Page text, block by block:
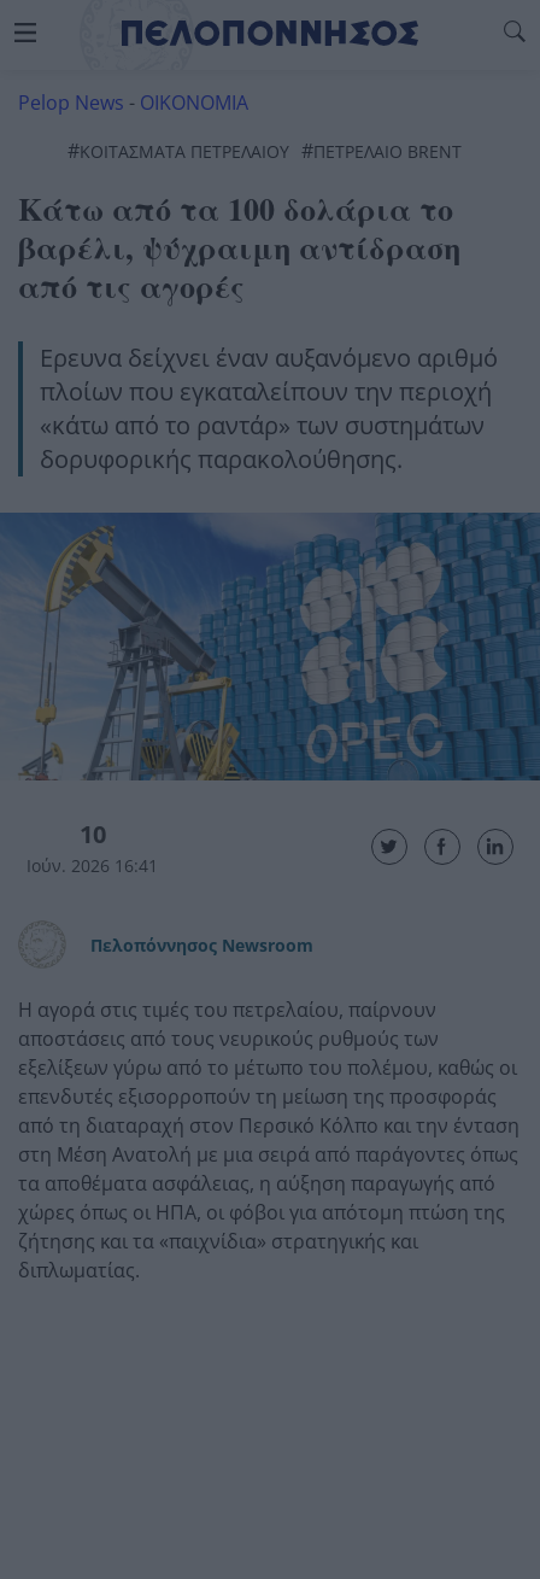
Pelop News - ΟΙΚΟΝΟΜΙΑ
#ΚΟΙΤΑΣΜΑΤΑ ΠΕΤΡΕΛΑΙΟΥ #ΠΕΤΡΕΛΑΙΟ BRENT
Κάτω από τα 100 δολάρια το
βαρέλι, ψύχραιμη αντίδραση
από τις αγορές
Ερευνα δείχνει έναν αυξανόμενο αριθμό
πλοίων που εγκαταλείπουν την περιοχή
«κάτω από το ραντάρ» των συστημάτων
δορυφορικής παρακολούθησης.
10
Ιούν. 2026 16:41
Πελοπόννησος Newsroom
Η αγορά στις τιμές του πετρελαίου, παίρνουν
αποστάσεις από τους νευρικούς ρυθμούς των
εξελίξεων γύρω από το μέτωπο του πολέμου, καθώς οι
επενδυτές εξισορροπούν τη μείωση της προσφοράς
από τη διαταραχή στον Περσικό Κόλπο και την ένταση
στη Μέση Ανατολή με μια σειρά από παράγοντες όπως
τα αποθέματα ασφάλειας, η αύξηση παραγωγής από
χώρες όπως οι ΗΠΑ, οι φόβοι για απότομη πτώση της
ζήτησης και τα «παιχνίδια» στρατηγικής και
διπλωματίας.